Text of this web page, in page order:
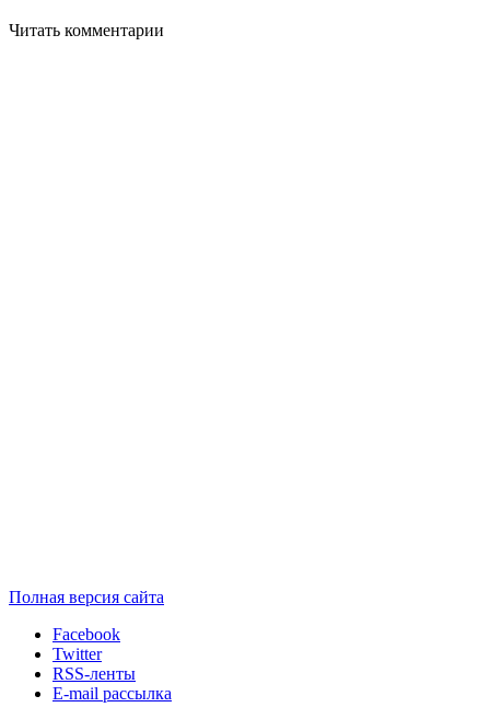
Читать комментарии
Полная версия сайта
Facebook
Twitter
RSS-ленты
E-mail рассылка